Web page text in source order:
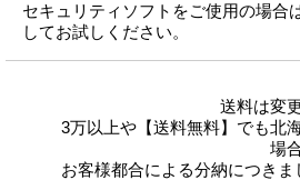
セキュリティソフトをご使用の場合
してお試しください。
送料は変
3万以上や【送料無料】でも北
場
お客様都合による分納につき